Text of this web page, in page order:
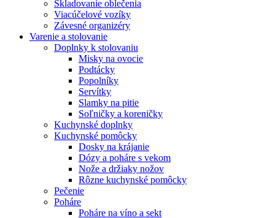
Skladovanie oblečenia
Viacúčelové vozíky
Závesné organizéry
Varenie a stolovanie
Doplnky k stolovaniu
Misky na ovocie
Podtácky
Popolníky
Servítky
Slamky na pitie
Soľničky a koreničky
Kuchynské doplnky
Kuchynské pomôcky
Dosky na krájanie
Dózy a poháre s vekom
Nože a držiaky nožov
Rôzne kuchynské pomôcky
Pečenie
Poháre
Poháre na víno a sekt